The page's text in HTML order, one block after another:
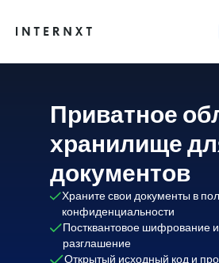
Приватное
хранилище
документов
Храните свои документы в
конфиденциальности
Постквантовое шифрование
разглашение
Открытый исходный код и